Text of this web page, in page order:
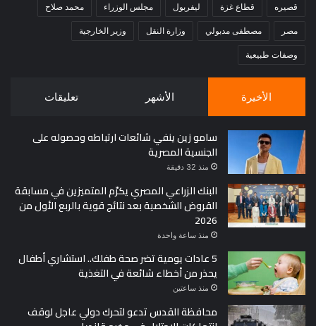
قصيره قطاع غزة ليفربول مجلس الوزراء محمد صلاح
مصر مصطفى مدبولي وزارة النقل وزير الخارجية
وصفات طبيعية
الأخيرة الأشهر تعليقات
سامو زين ينفي شائعات ارتباطه وحصوله على
الجنسية المصرية
منذ 32 دقيقة
البنك الزراعي المصري يكرّم المتميزين في مسابقة
القروض الشخصية بعد نتائج قوية بالربع الأول من
2026
منذ ساعة واحدة
5 عادات يومية تضر صحة طفلك.. استشاري أطفال
يحذر من أخطاء شائعة في التغذية
منذ ساعتين
محافظة القدس تدعو لتحرك دولي عاجل لوقف